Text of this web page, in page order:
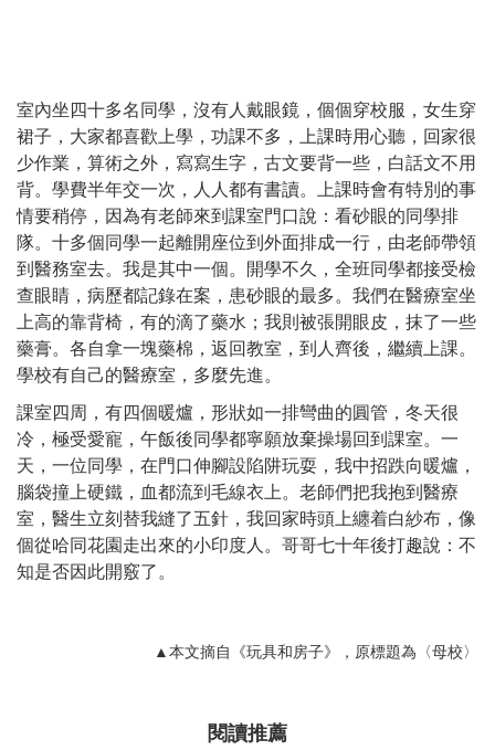
室內坐四十多名同學，沒有人戴眼鏡，個個穿校服，女生穿
裙子，大家都喜歡上學，功課不多，上課時用心聽，回家很
少作業，算術之外，寫寫生字，古文要背一些，白話文不用
背。學費半年交一次，人人都有書讀。上課時會有特別的事
情要稍停，因為有老師來到課室門口說：看砂眼的同學排
隊。十多個同學一起離開座位到外面排成一行，由老師帶領
到醫務室去。我是其中一個。開學不久，全班同學都接受檢
查眼睛，病歷都記錄在案，患砂眼的最多。我們在醫療室坐
上高的靠背椅，有的滴了藥水；我則被張開眼皮，抹了一些
藥膏。各自拿一塊藥棉，返回教室，到人齊後，繼續上課。
學校有自己的醫療室，多麼先進。
課室四周，有四個暖爐，形狀如一排彎曲的圓管，冬天很
冷，極受愛寵，午飯後同學都寧願放棄操場回到課室。一
天，一位同學，在門口伸腳設陷阱玩耍，我中招跌向暖爐，
腦袋撞上硬鐵，血都流到毛線衣上。老師們把我抱到醫療
室，醫生立刻替我縫了五針，我回家時頭上纏着白紗布，像
個從哈同花園走出來的小印度人。哥哥七十年後打趣說：不
知是否因此開竅了。
▲本文摘自《玩具和房子》，原標題為〈母校〉
閱讀推薦